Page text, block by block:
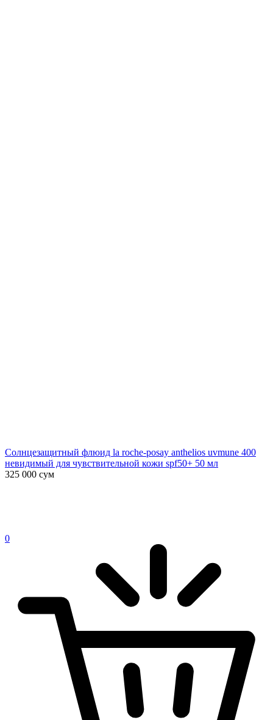
Солнцезащитный флюид la roche-posay anthelios uvmune 400
невидимый для чувствительной кожи spf50+ 50 мл
325 000 сум
0